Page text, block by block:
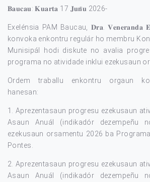
𝐁𝐚𝐮𝐜𝐚𝐮: 𝐊𝐮𝐚𝐫𝐭𝐚 17 𝐉𝐮𝐧̃𝐮 2026-
Exelénsia PAM Baucau, 𝐃𝐫𝐚. 𝐕𝐞𝐧𝐞𝐫𝐚𝐧𝐝𝐚
konvoka enkontru regulár ho membru
Munisipál hodi diskute no avalia
programa no atividade inklui ezekusaun
Ordem traballu enkontru orgaun
hanesan:
1. Aprezentasaun progresu ezekusaun
Asaun Anuál (indikadór dezempeñu
ezekusaun orsamentu 2026 ba
Pontes.
2. Aprezentasaun progresu ezekusaun
Asaun Anuál (indikadór dezempeñu